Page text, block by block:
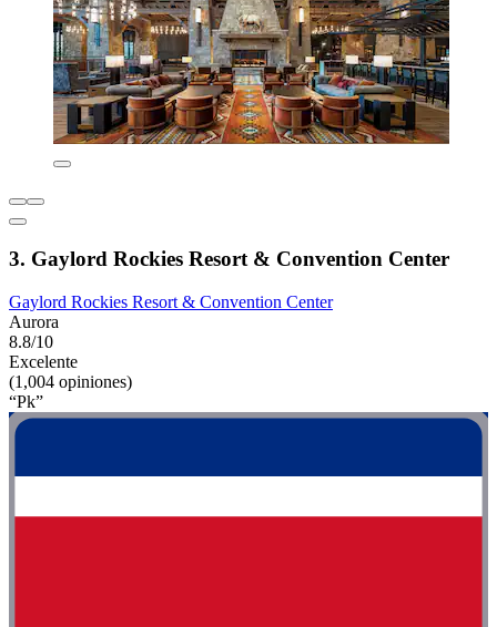
3. Gaylord Rockies Resort & Convention Center
Gaylord Rockies Resort & Convention Center
Aurora
8.8/10
Excelente
(1,004 opiniones)
“Pk”